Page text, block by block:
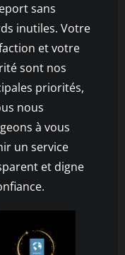
sans
inutiles. Votre
et votre
sont nos
priorités,
nous
à vous
un service
et digne